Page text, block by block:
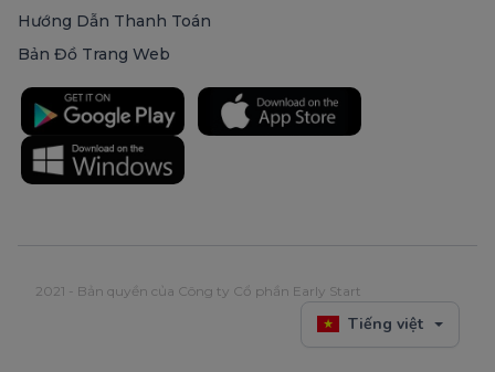
Hướng Dẫn Thanh Toán
Bản Đồ Trang Web
2021 - Bản quyền của Công ty Cổ phần Early Start
Tiếng việt